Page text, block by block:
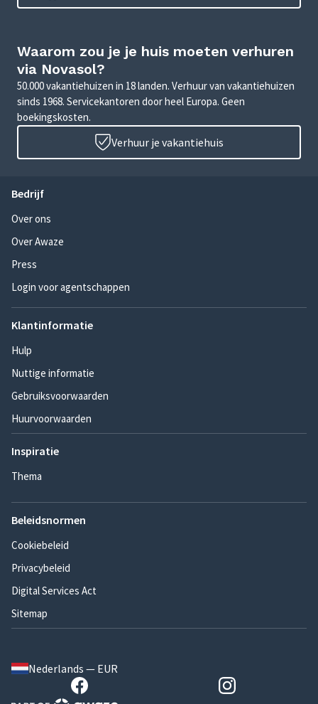
Waarom zou je je huis moeten verhuren
via Novasol?
50.000 vakantiehuizen in 18 landen. Verhuur van vakantiehuizen
sinds 1968. Servicekantoren door heel Europa. Geen
boekingskosten.
Verhuur je vakantiehuis
Bedrijf
Over ons
Over Awaze
Press
Login voor agentschappen
Klantinformatie
Hulp
Nuttige informatie
Gebruiksvoorwaarden
Huurvoorwaarden
Inspiratie
Thema
Beleidsnormen
Cookiebeleid
Privacybeleid
Digital Services Act
Sitemap
Nederlands — EUR